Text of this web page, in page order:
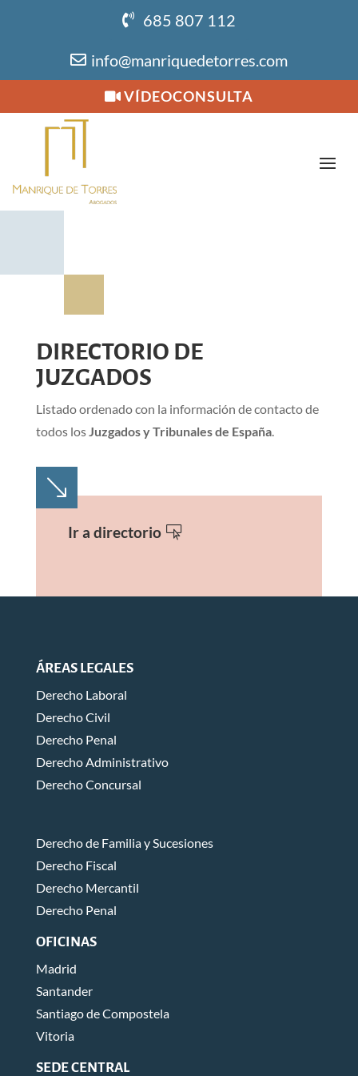
685 807 112
info@manriquedetorres.com
VÍDEOCONSULTA
DIRECTORIO DE
JUZGADOS
Listado ordenado con la información de contacto de
todos los Juzgados y Tribunales de España.
'
Ir a directorio
ÁREAS LEGALES
Derecho Laboral
Derecho Civil
Derecho Penal
Derecho Administrativo
Derecho Concursal
Derecho de Familia y Sucesiones
Derecho Fiscal
Derecho Mercantil
Derecho Penal
OFICINAS
Madrid
Santander
Santiago de Compostela
Vitoria
SEDE CENTRAL